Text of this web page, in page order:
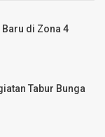
Baru di Zona 4
Tabur Bunga